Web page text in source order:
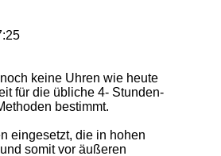
keine Uhren wie heute
für die übliche 4- Stunden-
bestimmt.
eingesetzt, die in hohen
somit vor äußeren